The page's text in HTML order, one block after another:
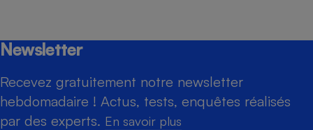
Newsletter
Recevez gratuitement notre newsletter
hebdomadaire ! Actus, tests, enquêtes réalisés
par des experts. En savoir plus